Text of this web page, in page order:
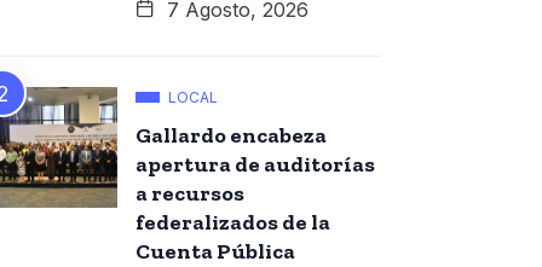
7 Agosto, 2026
LOCAL
Gallardo encabeza
apertura de auditorías
a recursos
federalizados de la
Cuenta Pública